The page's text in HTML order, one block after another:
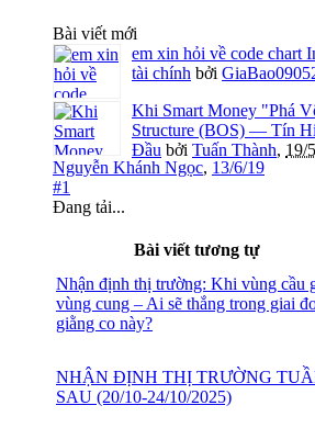
Bài viết mới
em xin hỏi về code chart
tài chính bởi
Khi Smart Money "Phá
Structure (BOS) — Tín
Đầu bởi Tuấn Thành, 19/
Nguyễn Khánh Ngọc, 13/6/19
#1
Đang tải...
Bài viết tương tự
Nhận định thị trường: Khi vùng cầu
vùng cung – Ai sẽ thắng trong giai
giằng co này?
NHẬN ĐỊNH THỊ TRƯỜNG
SAU (20/10-24/10/2025)